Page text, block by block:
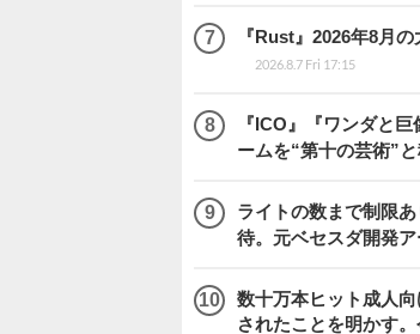
『Rust』2026年8月
2026.8.7 Fri 17:15
『ICO』『ワンダと
ームを“第十の芸術”
ライトの数まで制限
待。元ベセスダ開発
数十万本ヒット成人
されたことを明かす